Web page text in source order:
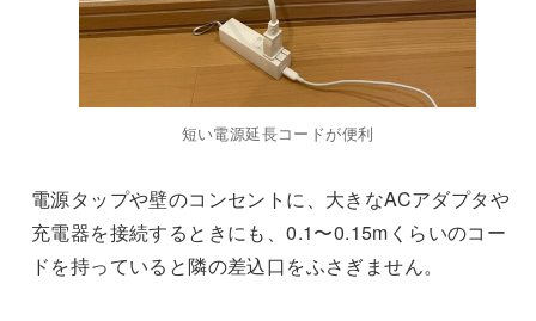
短い電源延長コードが便利
電源タップや壁のコンセントに、大きなACアダプタや
充電器を接続するときにも、0.1〜0.15mくらいのコー
ドを持っていると隣の差込口をふさぎません。